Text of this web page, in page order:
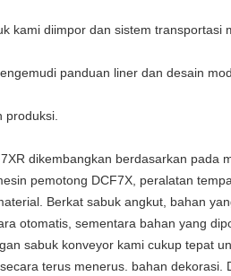
kami diimpor dan sistem transportasi
panduan liner dan desain
dikembangkan berdasarkan pada
pemotong DCF7X, peralatan
Berkat sabuk angkut, bahan
otomatis, sementara bahan yang
sabuk konveyor kami cukup tepat
terus menerus. bahan dekorasi.